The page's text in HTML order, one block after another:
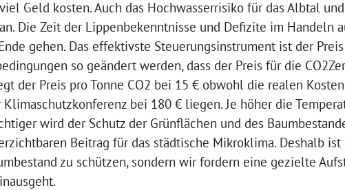
Geld kosten. Auch das Hochwasserrisiko für das Albtal
Die Zeit der Lippenbekenntnisse und Defizite im Handeln
gehen. Das effektivste Steuerungsinstrument ist der
so geändert werden, dass der Preis für die
der Preis pro Tonne CO2 bei 15 € obwohl die realen
bei 180 € liegen. Je höher die
wird der Schutz der Grünflächen und des
Beitrag für das städtische Mikroklima. Deshalb ist
zu schützen, sondern wir fordern eine gezielte